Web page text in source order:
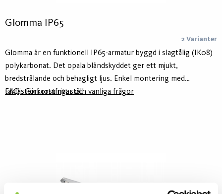
Glomma IP65
2 Varianter
Glomma är en funktionell IP65-armatur byggd i slagtålig (IK08)
polykarbonat. Det opala bländskyddet ger ett mjukt,
bredstrålande och behagligt ljus. Enkel montering med
takfästen i rostfritt stål.
FAQ - Förkortningar och vanliga frågor